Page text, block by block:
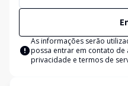
As informações serão
possa entrar em contato de
privacidade e termos de